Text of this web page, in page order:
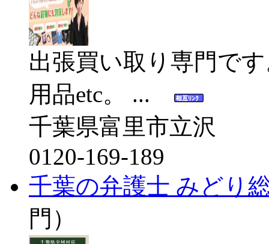
出張買い取り専門で
用品etc。 ...
千葉県富里市立沢
0120-169-189
千葉の弁護士 みどり
門）